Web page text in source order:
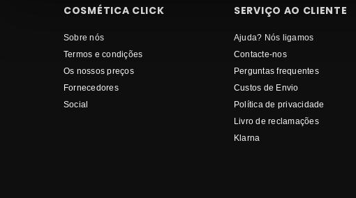
COSMÉTICA CLICK
Sobre nós
Termos e condições
Os nossos preços
Fornecedores
Social
SERVIÇO AO CLIENTE
Ajuda? Nós ligamos
Contacte-nos
Perguntas frequentes
Custos de Envio
Política de privacidade
Livro de reclamações
Klarna